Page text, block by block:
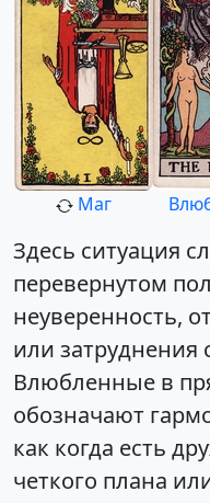
Маг
Здесь ситуация
перевернутом
неуверенность,
или затруднения
Влюбленные в
обозначают
как когда есть
четкого плана